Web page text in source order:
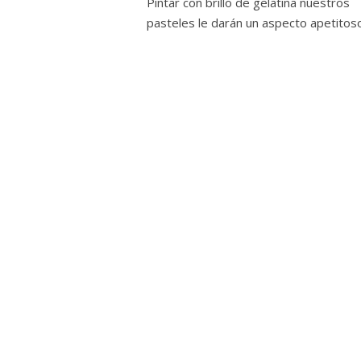
pasteles le darán un aspecto